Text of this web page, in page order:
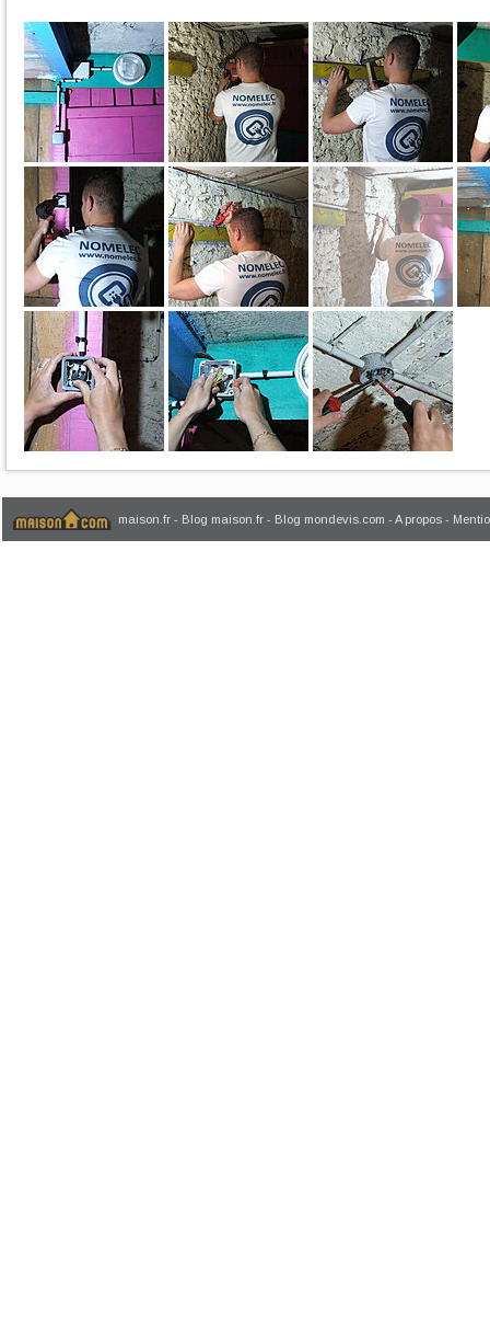
maison.fr - Blog maison.fr - Blog mondevis.com - A propos -